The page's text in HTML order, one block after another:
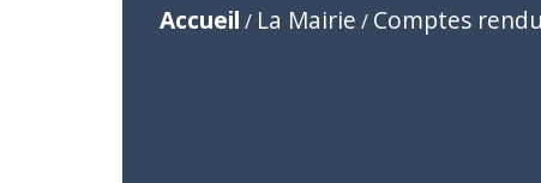
Accueil / La Mairie / Comptes